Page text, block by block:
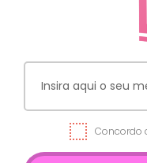
Concordo